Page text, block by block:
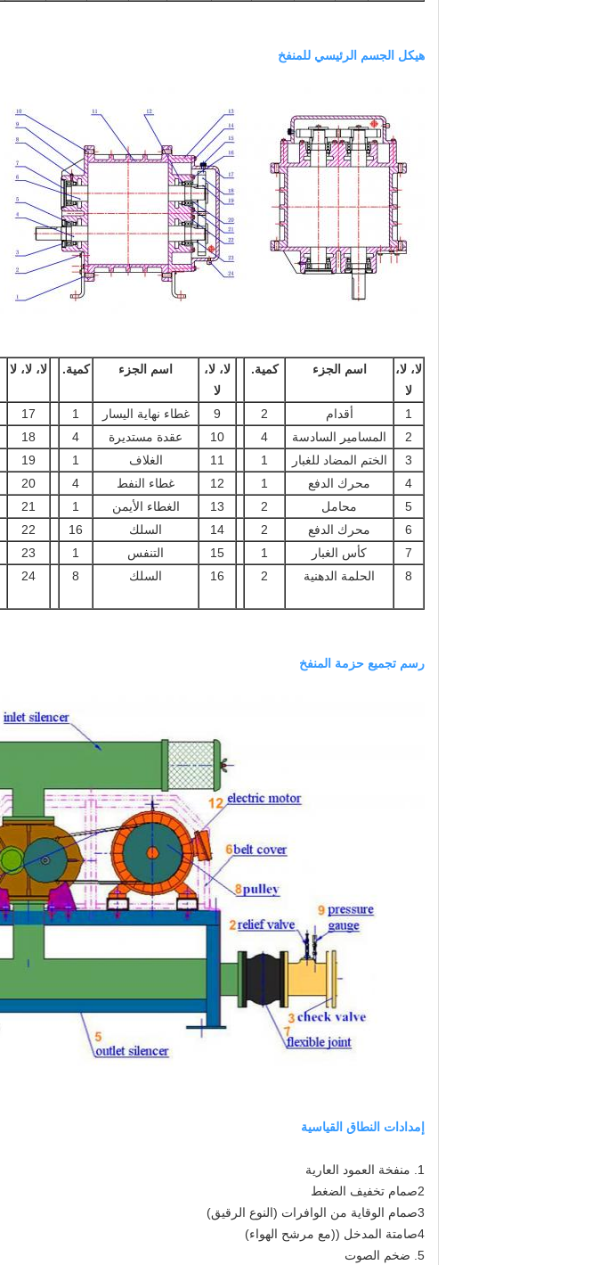
هيكل الجسم الرئيسي للمنفخ
لا، لا،
لا
اسم الجزء كمية.
لا، لا،
لا
اسم الجزء كمية. لا، لا، لا
1 أقدام 2
9 غطاء نهاية اليسار 1
17
2
المسامير السادسة 4
10 عقدة مستديرة 4
18
3
الختم المضاد للغبار 1
11 الغلاف 1
19
4
محرك الدفع 1
12 غطاء النفط 4
20
5
محامل 2
13 الغطاء الأيمن 1
21
6
محرك الدفع 2
14 السلك 16
22
7
كأس الغبار 1
15 التنفس 1
23
8
الحلمة الدهنية 2
16 السلك 8
24
رسم تجميع حزمة المنفخ
إمدادات النطاق القياسية
1. منفخة العمود العارية
2صمام تخفيف الضغط
3صمام الوقاية من الوافرات (النوع الرقيق)
4صامتة المدخل ((مع مرشح الهواء)
5. ضخم الصوت